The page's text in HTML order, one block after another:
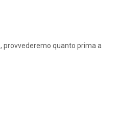
provvederemo quanto prima a